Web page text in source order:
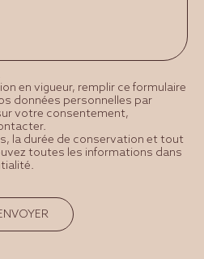
en vigueur, remplir ce formulaire
données personnelles par
votre consentement,
la durée de conservation et tout
toutes les informations dans